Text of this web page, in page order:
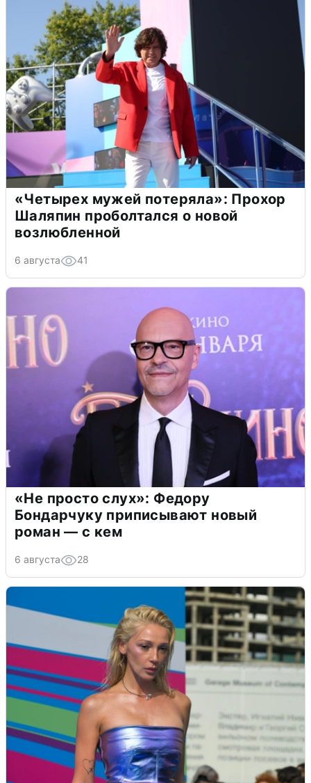
«Четырех мужей потеряла»: Прохор
Шаляпин проболтался о новой
возлюбленной
6 августа 41
«Не просто слух»: Федору
Бондарчуку приписывают новый
роман — с кем
6 августа 28